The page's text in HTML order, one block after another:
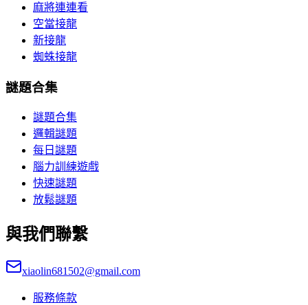
麻將連連看
空當接龍
新接龍
蜘蛛接龍
謎題合集
謎題合集
邏輯謎題
每日謎題
腦力訓練遊戲
快速謎題
放鬆謎題
與我們聯繫
xiaolin681502@gmail.com
服務條款